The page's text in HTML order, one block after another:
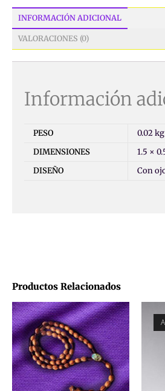
INFORMACIÓN ADICIONAL
VALORACIONES (0)
Información
PESO
0.02 kg
DIMENSIONES
1.5 ×
DISEÑO
Con
Productos Relacionados